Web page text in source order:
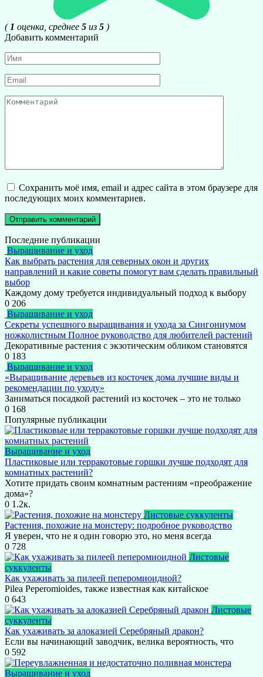
( 1 оценка, среднее 5 из 5 )
Добавить комментарий
Имя
*
Email
*
Комментарий
Сохранить моё имя, email и адрес сайта в этом браузере для
последующих моих комментариев.
Последние публикации
Выращивание и уход
Как выбрать растения для северных окон и других
направлений и какие советы помогут вам сделать правильный
выбор
Каждому дому требуется индивидуальный подход к выбору
0 206
Выращивание и уход
Секреты успешного выращивания и ухода за Сингониумом
ножколистным Полное руководство для любителей растений
Декоративные растения с экзотическим обликом становятся
0 183
Выращивание и уход
«Выращивание деревьев из косточек дома лучшие виды и
рекомендации по уходу»
Заниматься посадкой растений из косточек – это не только
0 168
Популярные публикации
Выращивание и уход
Пластиковые или терракотовые горшки лучше подходят для
комнатных растений?
Хотите придать своим комнатным растениям «преображение
дома»?
0 1.2к.
Листовые суккуленты
Растения, похожие на монстеру: подробное руководство
Я уверен, что не я один говорю это, но меня всегда
0 728
Листовые
суккуленты
Как ухаживать за пилеей пеперомиоидной?
Pilea Peperomioides, также известная как китайское
0 643
Листовые
суккуленты
Как ухаживать за алоказией Серебряный дракон?
Если вы начинающий заводчик, велика вероятность, что
0 592
Выращивание и уход